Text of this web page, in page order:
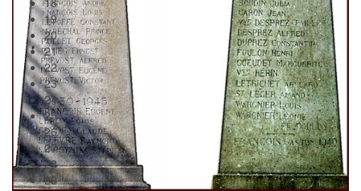
19
20
21
22
23
24
25
26
27
28
29